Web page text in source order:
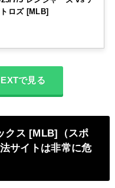
ロズ [MLB]
で見る
クス [MLB]（スポ
サイトは非常に危